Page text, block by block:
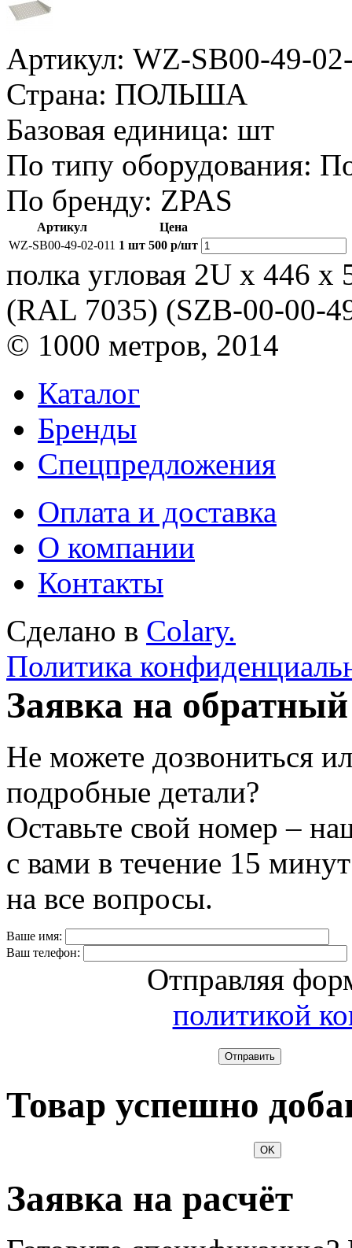
Артикул: WZ-SB00-49-
Страна: ПОЛЬША
Базовая единица: шт
По типу оборудования:
По бренду: ZPAS
Артикул
Цена
WZ-SB00-49-02-011 1 шт 500 р/шт
полка угловая 2U x 446 x
(RAL 7035) (SZB-00-00-
© 1000 метров, 2014
Каталог
Бренды
Спецпредложения
Оплата и доставка
О компании
Контакты
Сделано в Colary.
Политика
Заявка на
Не можете дозвониться
подробные детали?
Оставьте свой номер –
с вами в течение 15
на все вопросы.
Ваше имя:
Ваш телефон:
Отправляя
политикой
Отправить
Товар успешно
OK
Заявка на расчёт